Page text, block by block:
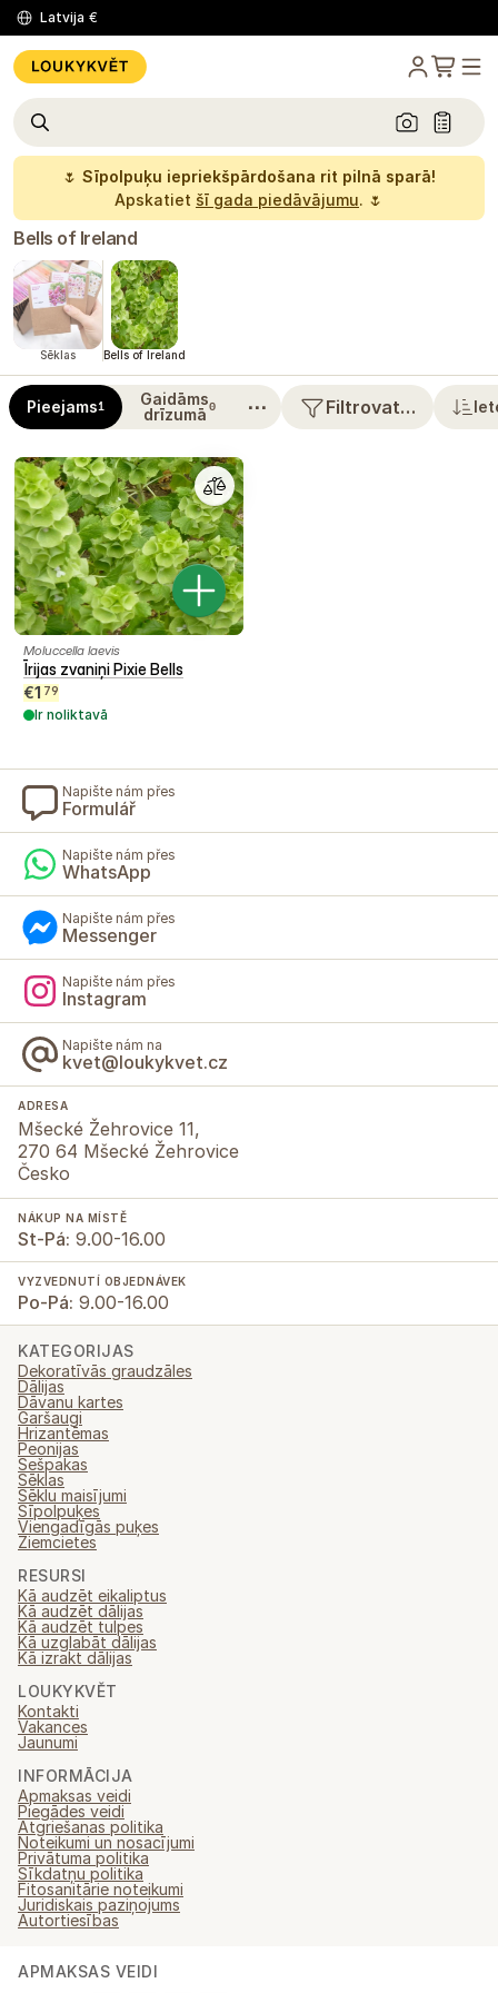
Latvija €
🌷 Sīpolpuķu iepriekšpārdošana rit pilnā sparā!
Apskatiet šī gada piedāvājumu. 🌷
Bells of Ireland
Sēklas Bells of Ireland
Pieejams1
Gaidāms
drīzumā 0 ⋯ Filtrovat…
Moluccella laevis
Īrijas zvaniņi Pixie Bells
€1 79
Ir noliktavā
Napište nám přes
Formulář
Napište nám přes
WhatsApp
Napište nám přes
Messenger
Napište nám přes
Instagram
Napište nám na
kvet@loukykvet.cz
ADRESA
Mšecké Žehrovice 11,
270 64 Mšecké Žehrovice
Česko
NÁKUP NA MÍSTĚ
St-Pá: 9.00-16.00
VYZVEDNUTÍ OBJEDNÁVEK
Po-Pá: 9.00-16.00
KATEGORIJAS
Dekoratīvās graudzāles
Dālijas
Dāvanu kartes
Garšaugi
Hrizantēmas
Peonijas
Sešpakas
Sēklas
Sēklu maisījumi
Sīpolpuķes
Viengadīgās puķes
Ziemcietes
RESURSI
Kā audzēt eikaliptus
Kā audzēt dālijas
Kā audzēt tulpes
Kā uzglabāt dālijas
Kā izrakt dālijas
LOUKYKVĚT
Kontakti
Vakances
Jaunumi
INFORMĀCIJA
Apmaksas veidi
Piegādes veidi
Atgriešanas politika
Noteikumi un nosacījumi
Privātuma politika
Sīkdatņu politika
Fitosanitārie noteikumi
Juridiskais paziņojums
Autortiesības
APMAKSAS VEIDI